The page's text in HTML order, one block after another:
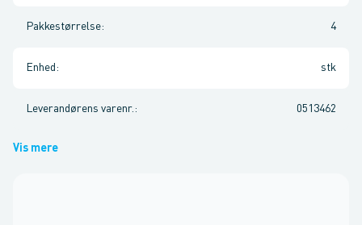
Pakkestørrelse: 4
Enhed : stk
Leverandørens varenr. : 0513462
Vis mere